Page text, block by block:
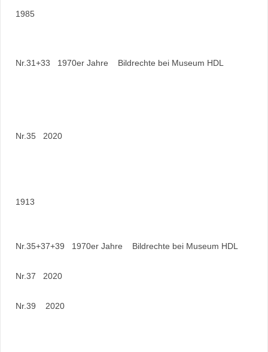
1985
Nr.31+33 1970er Jahre Bildrechte bei Museum HDL
Nr.35 2020
1913
Nr.35+37+39 1970er Jahre Bildrechte bei Museum HDL
Nr.37 2020
Nr.39 2020